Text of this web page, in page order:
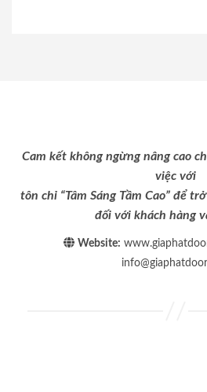
Cam kết không ngừng nâng cao
việc với
tôn chỉ “Tâm Sáng Tầm Cao” để
đối với khách hàng
Website: